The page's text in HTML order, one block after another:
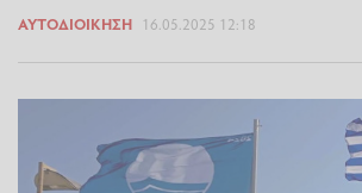
ΑΥΤΟΔΙΟΊΚΗΣΗ 16.05.2025 12:18